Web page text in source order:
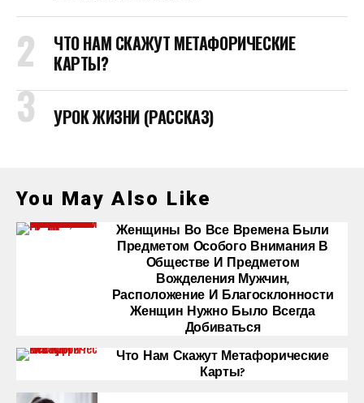
ЧТО НАМ СКАЖУТ МЕТАФОРИЧЕСКИЕ
КАРТЫ?
УРОК ЖИЗНИ (РАССКАЗ)
You May Also Like
Женщины Во Все Времена Были
Предметом Особого Внимания В
Обществе И Предметом
Вожделения Мужчин,
Расположение И Благосклонности
Женщин Нужно Было Всегда
Добиваться
Что Нам Скажут Метафорические
Карты?